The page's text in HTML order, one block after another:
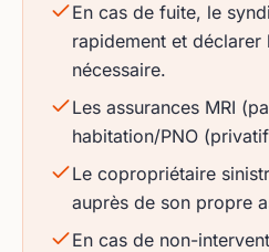
En cas de fuite, le
rapidement et déclarer
nécessaire.
Les assurances MRI
habitation/PNO
Le copropriétaire
auprès de son propre
En cas de non-